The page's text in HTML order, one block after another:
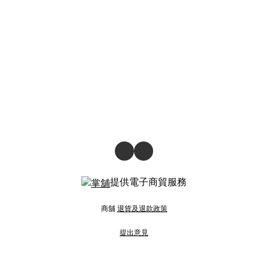
提供電子商貿服務
商舖 退貨及退款政策
提出意見